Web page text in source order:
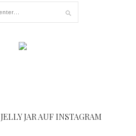
JAR AUF INSTAGRAM